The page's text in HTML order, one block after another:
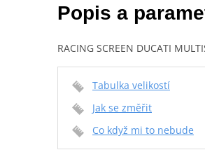
Popis a
RACING SCREEN DUCATI
Tabulka velikostí
Jak se změřit
Co když mi to nebude